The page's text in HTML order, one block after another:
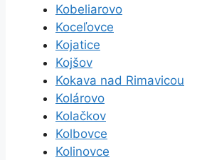
Kobeliarovo
Koceľovce
Kojatice
Kojšov
Kokava nad Rimavicou
Kolárovo
Kolačkov
Kolbovce
Kolinovce